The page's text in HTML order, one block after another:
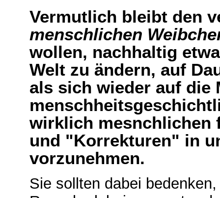
Vermutlich bleibt den
menschlichen
wollen, nachhaltig
Welt zu ändern, auf
als sich wieder auf die
wirklich mesnchlichen
und "Korrekturen" in
vorzunehmen.
Sie sollten dabei